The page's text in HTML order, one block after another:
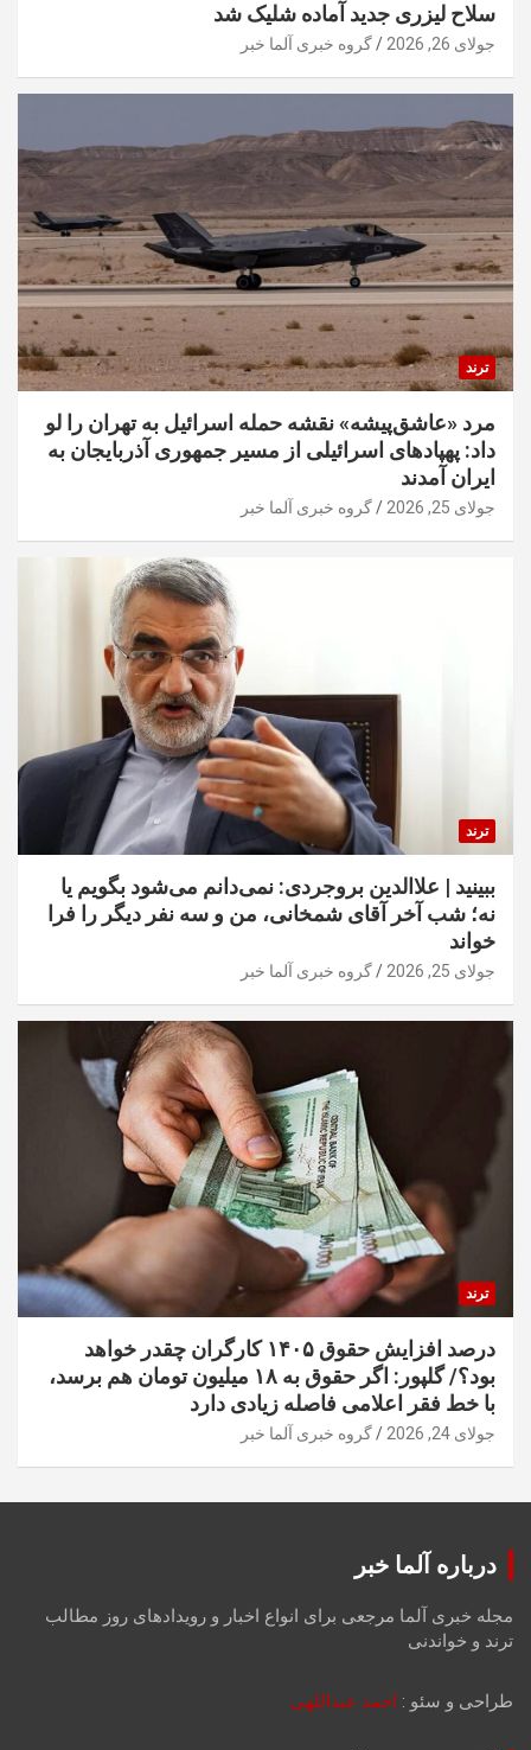
سلاح لیزری جدید آماده شلیک شد
جولای 26, 2026 گروه خبری آلما خبر
ترند
مرد «عاشق‌پیشه» نقشه حمله اسرائیل به تهران را لو
داد: پهپادهای اسرائیلی از مسیر جمهوری آذربایجان به
ایران آمدند
جولای 25, 2026 گروه خبری آلما خبر
ترند
ببینید | علاالدین بروجردی: نمی‌دانم می‌شود بگویم یا
نه؛ شب آخر آقای شمخانی، من و سه نفر دیگر را فرا
خواند
جولای 25, 2026 گروه خبری آلما خبر
ترند
درصد افزایش حقوق ۱۴۰۵ کارگران چقدر خواهد
بود؟/ گلپور: اگر حقوق به ۱۸ میلیون تومان هم برسد،
با خط فقر اعلامی فاصله زیادی دارد
جولای 24, 2026 گروه خبری آلما خبر
درباره آلما خبر
مجله خبری آلما مرجعی برای انواع اخبار و رویدادهای روز مطالب
ترند و خواندنی
طراحی و سئو : احمد عبداللهی